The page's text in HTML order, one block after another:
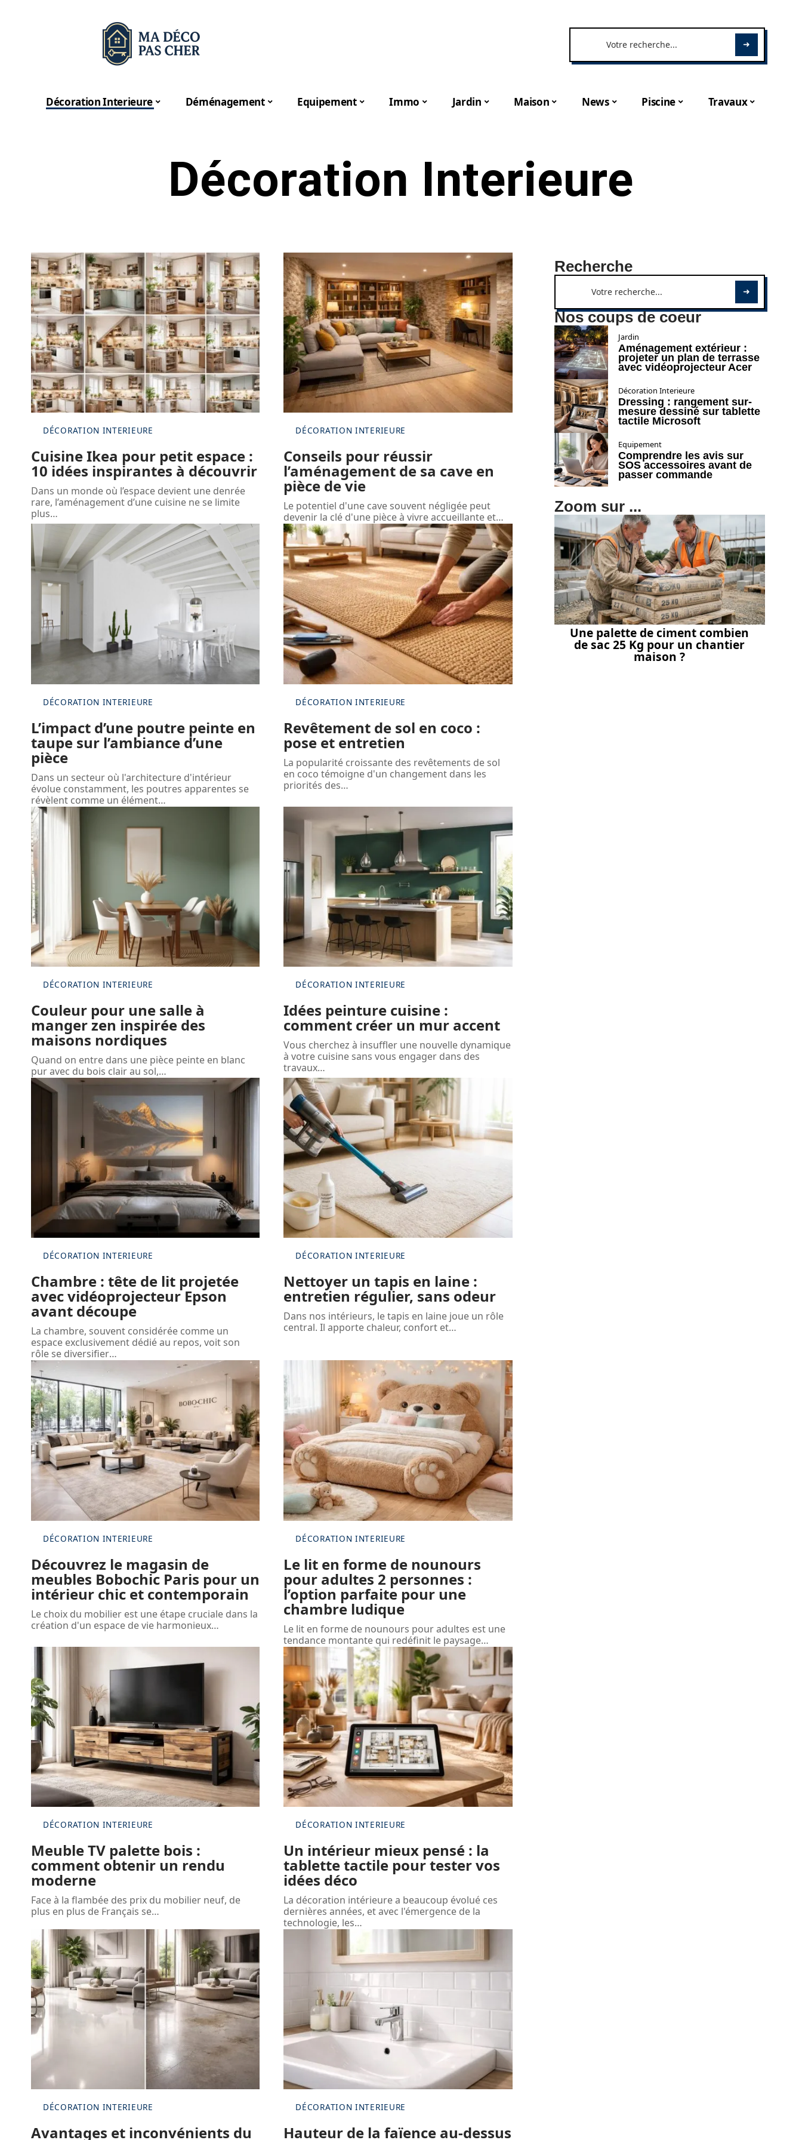
Décoration Interieure Déménagement Equipement Immo Jardin Maison News Piscine Travaux
Décoration Interieure
DÉCORATION INTERIEURE
Cuisine Ikea pour petit espace :
10 idées inspirantes à découvrir
Dans un monde où l’espace devient une denrée
rare, l’aménagement d’une cuisine ne se limite
plus…
DÉCORATION INTERIEURE
Conseils pour réussir
l’aménagement de sa cave en
pièce de vie
Le potentiel d'une cave souvent négligée peut
devenir la clé d'une pièce à vivre accueillante et…
DÉCORATION INTERIEURE
L’impact d’une poutre peinte en
taupe sur l’ambiance d’une
pièce
Dans un secteur où l'architecture d'intérieur
évolue constamment, les poutres apparentes se
révèlent comme un élément…
DÉCORATION INTERIEURE
Revêtement de sol en coco :
pose et entretien
La popularité croissante des revêtements de sol
en coco témoigne d'un changement dans les
priorités des…
DÉCORATION INTERIEURE
Couleur pour une salle à
manger zen inspirée des
maisons nordiques
Quand on entre dans une pièce peinte en blanc
pur avec du bois clair au sol,…
DÉCORATION INTERIEURE
Idées peinture cuisine :
comment créer un mur accent
Vous cherchez à insuffler une nouvelle dynamique
à votre cuisine sans vous engager dans des
travaux…
DÉCORATION INTERIEURE
Chambre : tête de lit projetée
avec vidéoprojecteur Epson
avant découpe
La chambre, souvent considérée comme un
espace exclusivement dédié au repos, voit son
rôle se diversifier…
DÉCORATION INTERIEURE
Nettoyer un tapis en laine :
entretien régulier, sans odeur
Dans nos intérieurs, le tapis en laine joue un rôle
central. Il apporte chaleur, confort et…
DÉCORATION INTERIEURE
Découvrez le magasin de
meubles Bobochic Paris pour un
intérieur chic et contemporain
Le choix du mobilier est une étape cruciale dans la
création d'un espace de vie harmonieux…
DÉCORATION INTERIEURE
Le lit en forme de nounours
pour adultes 2 personnes :
l’option parfaite pour une
chambre ludique
Le lit en forme de nounours pour adultes est une
tendance montante qui redéfinit le paysage…
DÉCORATION INTERIEURE
Meuble TV palette bois :
comment obtenir un rendu
moderne
Face à la flambée des prix du mobilier neuf, de
plus en plus de Français se…
DÉCORATION INTERIEURE
Un intérieur mieux pensé : la
tablette tactile pour tester vos
idées déco
La décoration intérieure a beaucoup évolué ces
dernières années, et avec l'émergence de la
technologie, les…
DÉCORATION INTERIEURE
Avantages et inconvénients du
DÉCORATION INTERIEURE
Hauteur de la faïence au-dessus
Recherche
Nos coups de coeur
Jardin
Aménagement extérieur :
projeter un plan de terrasse
avec vidéoprojecteur Acer
Décoration Interieure
Dressing : rangement sur-
mesure dessiné sur tablette
tactile Microsoft
Equipement
Comprendre les avis sur
SOS accessoires avant de
passer commande
Zoom sur ...
Une palette de ciment combien
de sac 25 Kg pour un chantier
maison ?